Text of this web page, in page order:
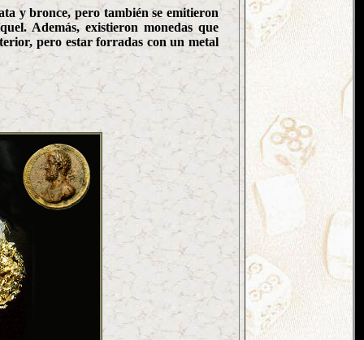
y bronce, pero también se emitieron
Además, existieron monedas que
pero estar forradas con un metal